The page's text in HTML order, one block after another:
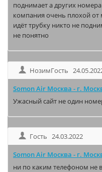
поднимает а других
компания очень плохой от
идёт трубку никто не
не понятно
НозимГость
Somon Air Москва - г.
Ужасный сайт не один
Гость 24.03.2022
Somon Air Москва - г.
ни по каким телефоном не